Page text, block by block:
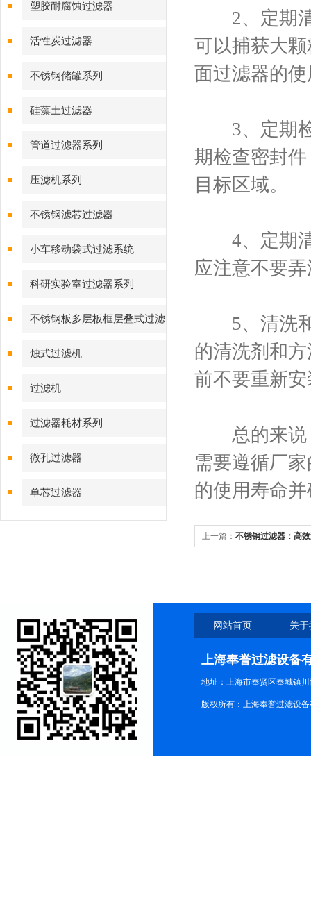
塑胶耐腐蚀过滤器
活性炭过滤器
不锈钢储罐系列
硅藻土过滤器
管道过滤器系列
压滤机系列
不锈钢滤芯过滤器
小车移动袋式过滤系统
科研实验室过滤器系列
不锈钢板多层板框层叠式过滤
器系列
烛式过滤机
过滤机
过滤器耗材系列
微孔过滤器
单芯过滤器
2、定期清
可以捕获大
面过滤器的
3、定期检
期检查密封
目标区域。
4、定期清
应注意不要
5、清洗和
的清洗剂和
前不要重新
总的来说
需要遵循厂
的使用寿命
上一篇： 不锈钢过滤器：高
网站首页 关
上海奉誉过滤设备
地址：上海市奉贤区奉城镇川
版权所有：上海奉誉过滤设